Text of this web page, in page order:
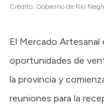
Crédito: Gobierno de Río
El Mercado
oportunidades de
la provincia y
reuniones para la